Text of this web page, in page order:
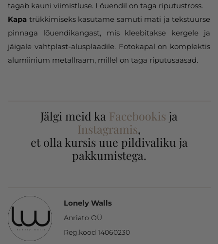
tagab kauni viimistluse. Lõuendil on taga riputustross.
Kapa trükkimiseks kasutame samuti mati ja tekstuurse
pinnaga lõuendikangast, mis kleebitakse kergele ja
jäigale vahtplast-alusplaadile. Fotokapal on komplektis
alumiinium metallraam, millel on taga riputusaasad.
Jälgi meid ka Facebookis ja
Instagramis,
et olla kursis uue pildivaliku ja
pakkumistega.
Lonely Walls
Anriato OÜ
Reg.kood 14060230